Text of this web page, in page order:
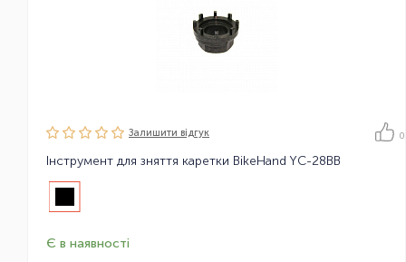
Залишити вiдгук 0
Інструмент для зняття каретки BikeHand YC-28BB
Є в наявності